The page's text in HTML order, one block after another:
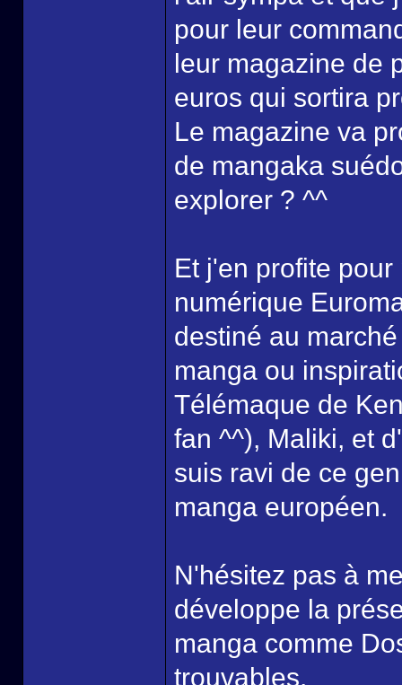
pour leur
leur magazine de
euros qui sortira
Le magazine va
de mangaka
explorer ? ^^
Et j'en profite
numérique
destiné au
manga ou
Télémaque de
fan ^^), Maliki, et
suis ravi de ce
manga européen.
N'hésitez pas à
développe la
manga comme
trouvables.